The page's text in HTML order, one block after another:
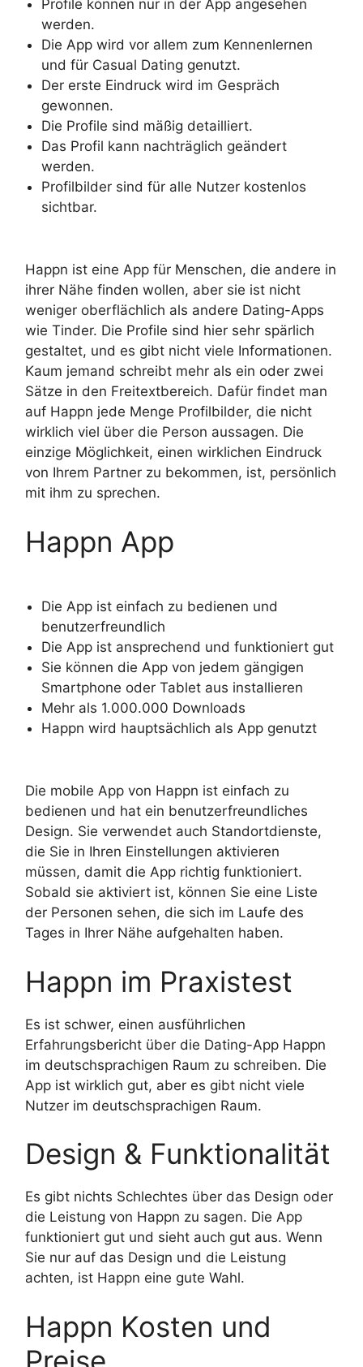
Profile können nur in der App angesehen
werden.
Die App wird vor allem zum Kennenlernen
und für Casual Dating genutzt.
Der erste Eindruck wird im Gespräch
gewonnen.
Die Profile sind mäßig detailliert.
Das Profil kann nachträglich geändert
werden.
Profilbilder sind für alle Nutzer kostenlos
sichtbar.
Happn ist eine App für Menschen, die andere in
ihrer Nähe finden wollen, aber sie ist nicht
weniger oberflächlich als andere Dating-Apps
wie Tinder. Die Profile sind hier sehr spärlich
gestaltet, und es gibt nicht viele Informationen.
Kaum jemand schreibt mehr als ein oder zwei
Sätze in den Freitextbereich. Dafür findet man
auf Happn jede Menge Profilbilder, die nicht
wirklich viel über die Person aussagen. Die
einzige Möglichkeit, einen wirklichen Eindruck
von Ihrem Partner zu bekommen, ist, persönlich
mit ihm zu sprechen.
Happn App
Die App ist einfach zu bedienen und
benutzerfreundlich
Die App ist ansprechend und funktioniert gut
Sie können die App von jedem gängigen
Smartphone oder Tablet aus installieren
Mehr als 1.000.000 Downloads
Happn wird hauptsächlich als App genutzt
Die mobile App von Happn ist einfach zu
bedienen und hat ein benutzerfreundliches
Design. Sie verwendet auch Standortdienste,
die Sie in Ihren Einstellungen aktivieren
müssen, damit die App richtig funktioniert.
Sobald sie aktiviert ist, können Sie eine Liste
der Personen sehen, die sich im Laufe des
Tages in Ihrer Nähe aufgehalten haben.
Happn im Praxistest
Es ist schwer, einen ausführlichen
Erfahrungsbericht über die Dating-App Happn
im deutschsprachigen Raum zu schreiben. Die
App ist wirklich gut, aber es gibt nicht viele
Nutzer im deutschsprachigen Raum.
Design & Funktionalität
Es gibt nichts Schlechtes über das Design oder
die Leistung von Happn zu sagen. Die App
funktioniert gut und sieht auch gut aus. Wenn
Sie nur auf das Design und die Leistung
achten, ist Happn eine gute Wahl.
Happn Kosten und